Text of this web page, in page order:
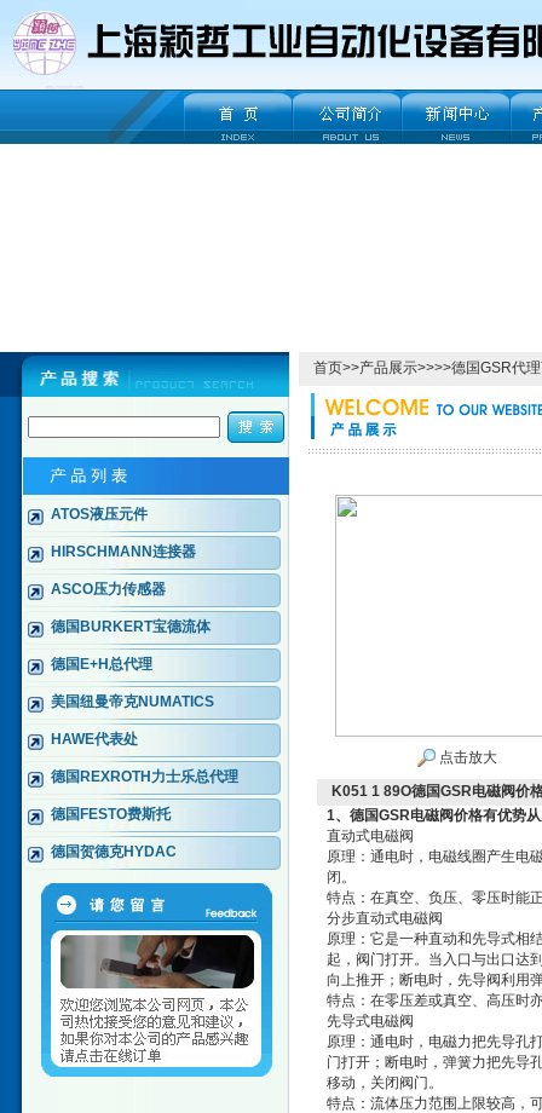
ATOS液压元件
HIRSCHMANN连接器
ASCO压力传感器
德国BURKERT宝德流体
德国E+H总代理
美国纽曼帝克NUMATICS
HAWE代表处
德国REXROTH力士乐总代理
德国FESTO费斯托
德国贺德克HYDAC
首页>>产品展示>>>>德国GSR代
点击放大
K051 1 89O德国GSR电磁阀价
1、 德国GSR电磁阀价格有优势
直动式电磁阀
原理：通电时，电磁线圈产生电
闭。
特点：在真空、负压、零压时能
分步直动式电磁阀
原理：它是一种直动和先导式相
起，阀门打开。当入口与出口达
向上推开；断电时，先导阀利用
特点：在零压差或真空、高压时
先导式电磁阀
原理：通电时，电磁力把先导孔
门打开；断电时，弹簧力把先导
移动，关闭阀门。
特点：流体压力范围上限较高，